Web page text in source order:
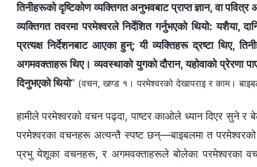
तिनीहरूको दृष्टिकोण व्यक्तिगत अनुभवबाट प्राप्त ज्ञान, वा
व्यक्तिगत तवरमा परमेश्‍वरले निर्देशित गर्नुभएको थियो: यशैया,
प्रत्यक्ष निर्देशनबाट आएका हुन्; यी व्यक्तिहरू द्रष्टा थिए,
अगमवक्ताहरू थिए। व्यवस्थाको युगको दौरान, यहोवाको प्रेरणा
दिनुभएको थियो” (वचन, खण्ड १। परमेश्‍वरको देखापराइ र काम।
हामीले परमेश्‍वरको वचन पढ्दा, पाष्टर काओले ध्यान दिएर सुने र
परमेश्‍वरका वचनहरू अत्यन्तै स्पष्ट छन्—बाइबलमा त
प्रभु येशूका वचनहरू, र अगमवक्ताहरूले बोलेका परमेश्‍वरका